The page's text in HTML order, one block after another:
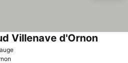
Villenave d'Ornon